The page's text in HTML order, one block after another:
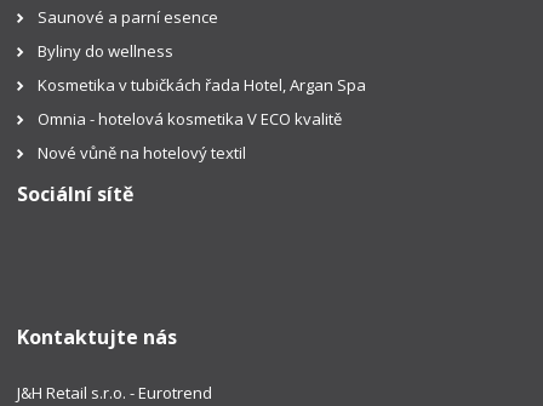
Saunové a parní esence
Byliny do wellness
Kosmetika v tubičkách řada Hotel, Argan Spa
Omnia - hotelová kosmetika V ECO kvalitě
Nové vůně na hotelový textil
Sociální sítě
Kontaktujte nás
J&H Retail s.r.o. - Eurotrend